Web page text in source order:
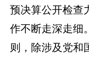
预决算公开检查
作不断走深走细
则，除涉及党和